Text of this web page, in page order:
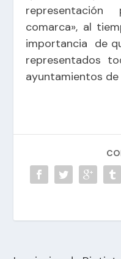
comarca», al
importancia de
representados
ayuntamientos de